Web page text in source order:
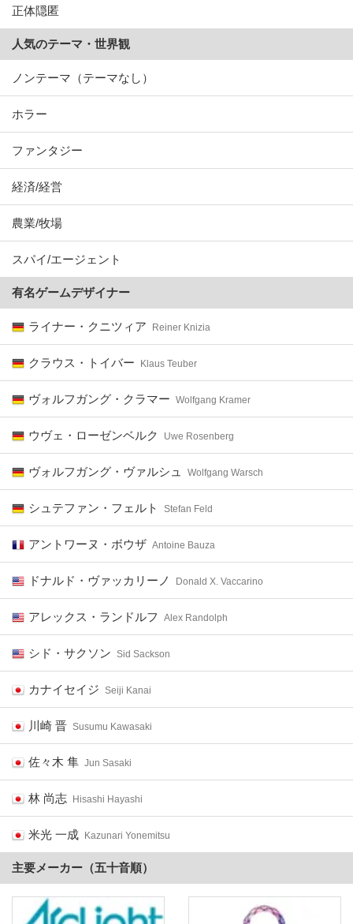
正体隠匿
人気のテーマ・世界観
ノンテーマ（テーマなし）
ホラー
ファンタジー
経済/経営
農業/牧場
スパイ/エージェント
有名ゲームデザイナー
ライナー・クニツィア Reiner Knizia
クラウス・トイバー Klaus Teuber
ヴォルフガング・クラマー Wolfgang Kramer
ウヴェ・ローゼンベルク Uwe Rosenberg
ヴォルフガング・ヴァルシュ Wolfgang Warsch
シュテファン・フェルト Stefan Feld
アントワーヌ・ボウザ Antoine Bauza
ドナルド・ヴァッカリーノ Donald X. Vaccarino
アレックス・ランドルフ Alex Randolph
シド・サクソン Sid Sackson
カナイセイジ Seiji Kanai
川崎 晋 Susumu Kawasaki
佐々木 隼 Jun Sasaki
林 尚志 Hisashi Hayashi
米光 一成 Kazunari Yonemitsu
主要メーカー（五十音順）